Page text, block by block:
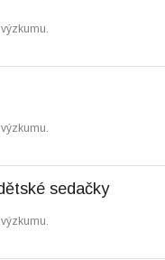
sedačky